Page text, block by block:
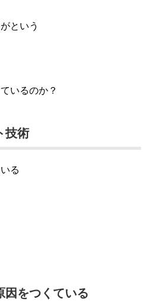
という
いるのか？
技術
る
因をつくている